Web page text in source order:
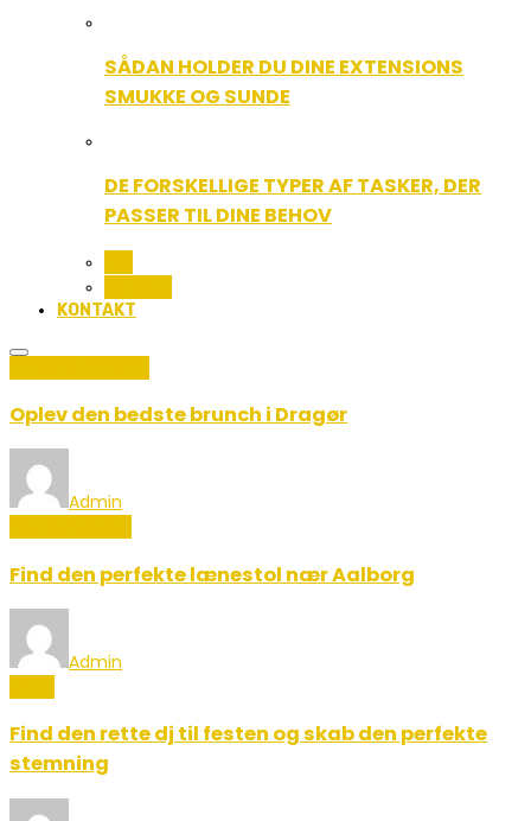
SÅDAN HOLDER DU DINE EXTENSIONS
SMUKKE OG SUNDE
DE FORSKELLIGE TYPER AF TASKER, DER
PASSER TIL DINE BEHOV
KONTAKT
Oplev den bedste brunch i Dragør
Admin
Find den perfekte lænestol nær Aalborg
Admin
Find den rette dj til festen og skab den perfekte
stemning